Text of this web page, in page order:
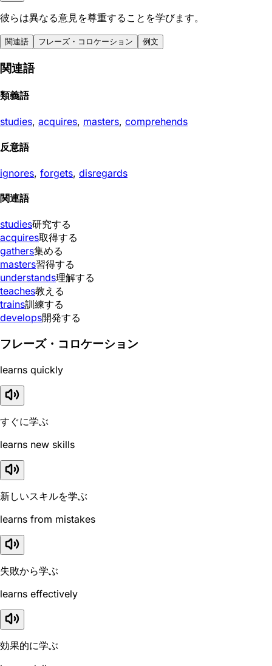
彼らは異なる意見を尊重することを学びます。
関連語 フレーズ・コロケーション 例文
関連語
類義語
studies, acquires, masters, comprehends
反意語
ignores, forgets, disregards
関連語
studies研究する
acquires取得する
gathers集める
masters習得する
understands理解する
teaches教える
trains訓練する
develops開発する
フレーズ・コロケーション
learns quickly
すぐに学ぶ
learns new skills
新しいスキルを学ぶ
learns from mistakes
失敗から学ぶ
learns effectively
効果的に学ぶ